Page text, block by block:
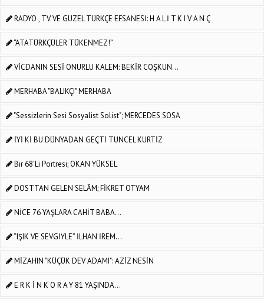
RADYO , TV VE GÜZEL TÜRKÇE EFSANESİ: H A L İ T K I V A N Ç
“ATATÜRKÇÜLER TÜKENMEZ!”
VİCDANIN SESİ ONURLU KALEM: BEKİR COŞKUN...
MERHABA "BALIKÇI" MERHABA
"Sessizlerin Sesi Sosyalist Solist"; MERCEDES SOSA
İYİ Kİ BU DÜNYADAN GEÇTİ TUNCEL KURTİZ
Bir 68'li Portresi; OKAN YÜKSEL
DOSTTAN GELEN SELÂM; FİKRET OTYAM
NİCE 76 YAŞLARA CAHİT BABA...
“IŞIK VE SEVGİYLE” İLHAN İREM...
MİZAHIN "KÜÇÜK DEV ADAMI": AZİZ NESİN
E R K İ N K O R A Y 81 YAŞINDA...